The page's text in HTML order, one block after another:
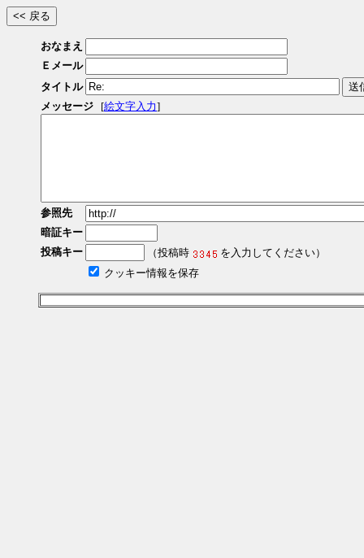
おなまえ
Ｅメール
タイトル
メッセージ
[絵文字入力]
参照先
暗証キー
投稿キー
（投稿時
を入力してください）
クッキー情報を保存